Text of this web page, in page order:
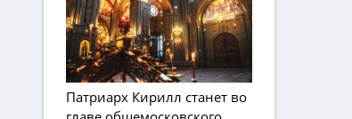
Патриарх Кирилл станет во